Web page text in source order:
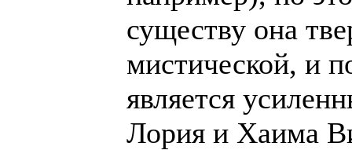
существу она
мистической, и
является
Лория и Хаима